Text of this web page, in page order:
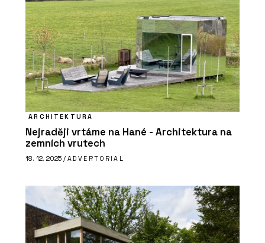
ARCHITEKTURA
Nejraději vrtáme na Hané - Architektura na
zemních vrutech
18. 12. 2025 / ADVERTORIAL